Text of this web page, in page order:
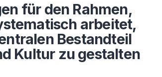
für den Rahmen,
arbeitet,
Bestandteil
Kultur zu gestalten